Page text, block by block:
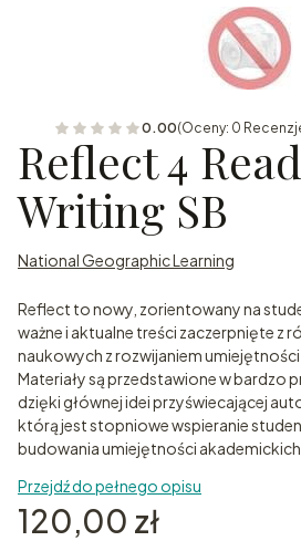
0.00(Oceny: 0
Reflect 4
Writing SB
National Geographic Learning
Reflect to nowy, zorientowany na
ważne i aktualne treści zaczerpnięte z
naukowych z rozwijaniem
Materiały są przedstawione w bardzo
dzięki głównej idei przyświecającej
którą jest stopniowe wspieranie
budowania umiejętności
Przejdź do pełnego opisu
Cena
120,00 zł